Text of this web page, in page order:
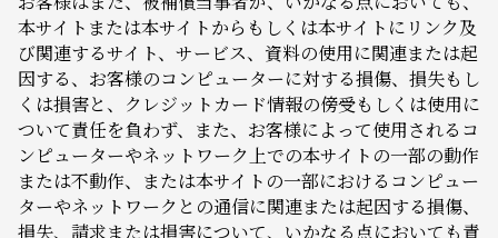
本サイトまたは本サイトからもしくは本サイトにリンク及
び関連するサイト、サービス、資料の使用に関連または起
因する、お客様のコンピューターに対する損傷、損失もし
くは損害と、クレジットカード情報の傍受もしくは使用に
ついて責任を負わず、また、お客様によって使用されるコ
ンピューターやネットワーク上での本サイトの一部の動作
または不動作、または本サイトの一部におけるコンピュー
ターやネットワークとの通信に関連または起因する損傷、
損失、請求または損害について、いかなる点においても責